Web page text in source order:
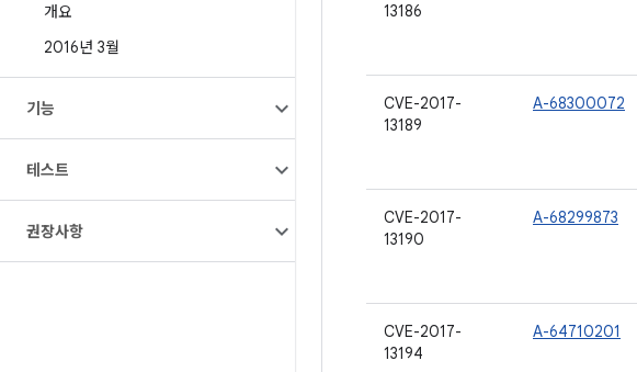
개요
2016년 3월
기능
테스트
권장사항
13186
CVE-2017-
13189
A-68300072
CVE-2017-
13190
A-68299873
CVE-2017-
13194
A-64710201